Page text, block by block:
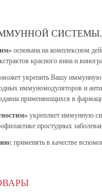
СИСТЕМЫ.
основана на комплексном
красного вина и
укрепить Вашу иммунную
иммуномодуляторов и
применяющихся в
укрепляет иммунную
простудных
применять в качестве